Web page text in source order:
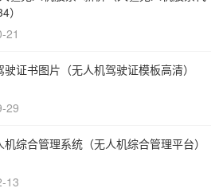
）
21
证书图片（无人机驾驶证模板高清）
29
机综合管理系统（无人机综合管理平台）
13